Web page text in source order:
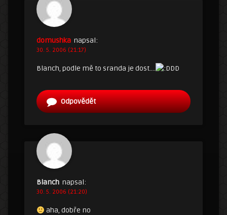
domushka napsal:
30. 5. 2006 (21:17)
Blanch, podle mě to sranda je dost…. DD
Odpovědět
Blanch napsal:
30. 5. 2006 (21:20)
aha, dobře no